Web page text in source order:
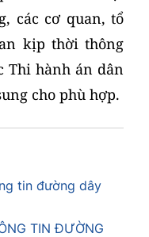
các cơ quan, tổ
kịp thời thông
Thi hành án dân
cho phù hợp.
tin đường dây
TIN ĐƯỜNG